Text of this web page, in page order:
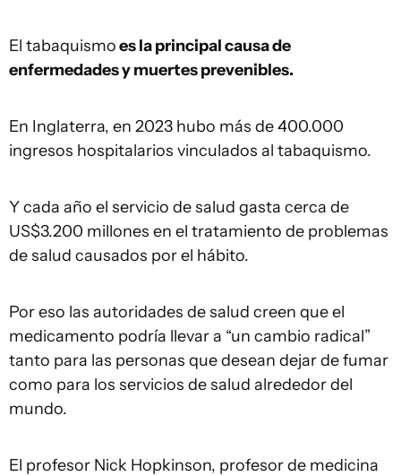
El tabaquismoes la principal causa de
enfermedades y muertes prevenibles.
En Inglaterra, en 2023 hubo más de 400.000
ingresos hospitalarios vinculados al tabaquismo.
Y cada año el servicio de salud gasta cerca de
US$3.200 millones en el tratamiento de problemas
de salud causados por el hábito.
Por eso las autoridades de salud creen que el
medicamento podría llevar a “un cambio radical”
tanto para las personas que desean dejar de fumar
como para los servicios de salud alrededor del
mundo.
El profesor Nick Hopkinson, profesor de medicina